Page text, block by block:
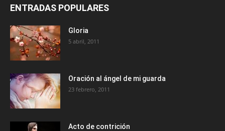
ENTRADAS POPULARES
Gloria
5 abril, 2011
Oración al ángel de mi guarda
23 febrero, 2011
Acto de contrición